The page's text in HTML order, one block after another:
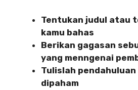
Tentukan judul atau
kamu bahas
Berikan gagasan
yang menngenai
Tulislah
dipaham